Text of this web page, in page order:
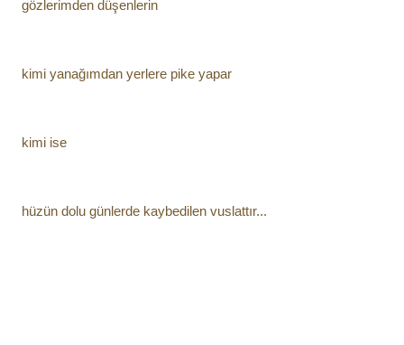
gözlerimden düşenlerin
kimi yanağımdan yerlere pike yapar
kimi ise
hüzün dolu günlerde kaybedilen vuslattır...